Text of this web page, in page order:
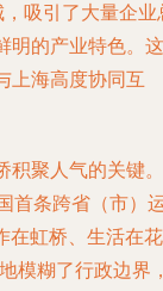
吸引了大量企业
明的产业特色。这
上海高度协同互
积聚人气的关键。
首条跨省（市）
在虹桥、生活在花
模糊了行政边界